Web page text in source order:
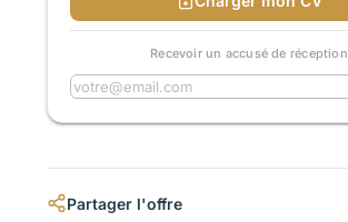
Recevoir un accusé de réception
Partager l'offre